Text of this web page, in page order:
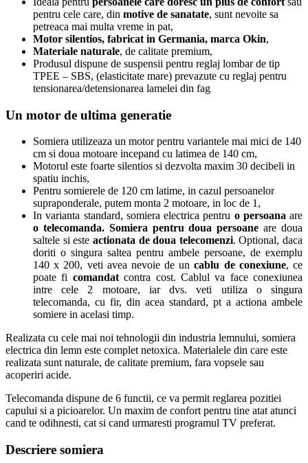
pentru cele care, din motive de sanatate, sunt nevoite sa
petreaca mai multa vreme in pat,
Motor silentios, fabricat in Germania, marca Okin,
Materiale naturale, de calitate premium,
Produsul dispune de suspensii pentru reglaj lombar de tip
TPEE – SBS, (elasticitate mare) prevazute cu reglaj pentru
tensionarea/detensionarea lamelei din fag
Un motor de ultima generatie
Somiera utilizeaza un motor pentru variantele mai mici de 140
cm si doua motoare incepand cu latimea de 140 cm,
Motorul este foarte silentios si dezvolta maxim 30 decibeli in
spatiu inchis,
Pentru somierele de 120 cm latime, in cazul persoanelor
supraponderale, putem monta 2 motoare, in loc de 1,
In varianta standard, somiera electrica pentru o persoanaare
o telecomanda. Somiera pentru doua persoane are doua
saltele si este actionata de doua telecomenzi. Optional, daca
doriti o singura saltea pentru ambele persoane, de exemplu
140 x 200, veti avea nevoie de uncablu de conexiune, ce
poate fi comandatcontra cost. Cablul va face conexiunea
intre cele 2 motoare, iar dvs. veti utiliza o singura
telecomanda, cu fir, din acea standard, pt a actiona ambele
somiere in acelasi timp.
Realizata cu cele mai noi tehnologii din industria lemnului, somiera
electrica din lemn este complet netoxica. Materialele din care este
realizata sunt naturale, de calitate premium, fara vopsele sau
acoperiri acide.
Telecomanda dispune de 6 functii, ce va permit reglarea pozitiei
capului si a picioarelor. Un maxim de confort pentru tine atat atunci
cand te odihnesti, cat si cand urmaresti programul TV preferat.
Descriere somiera